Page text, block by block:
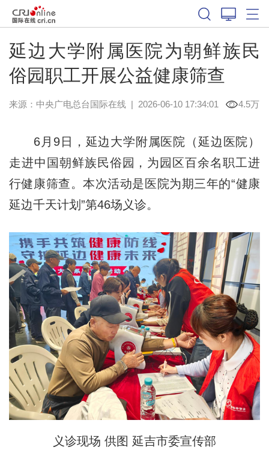
延边大学附属医院为朝鲜族民
俗园职工开展公益健康筛查
来源：中央广电总台国际在线| 2026-06-10 17:34:01 4.5万
6月9日，延边大学附属医院（延边医院）
走进中国朝鲜族民俗园，为园区百余名职工进
行健康筛查。本次活动是医院为期三年的“健康
延边千天计划”第46场义诊。
义诊现场 供图 延吉市委宣传部